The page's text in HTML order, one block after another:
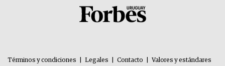
Términos y condiciones Legales Contacto
Valores y estándares